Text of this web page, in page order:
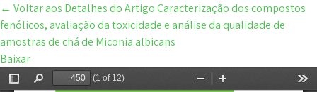
← Voltar aos Detalhes do ArtigoCaracterização dos compostos
fenólicos, avaliação da toxicidade e análise da qualidade de
amostras de chá de Miconia albicans
Baixar